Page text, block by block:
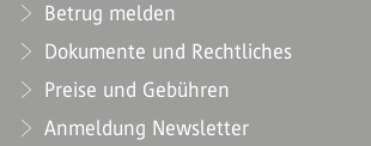
Betrug melden
Dokumente und Rechtliches
Preise und Gebühren
Anmeldung Newsletter